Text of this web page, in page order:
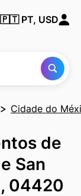
🇵🇹 PT, USD
Cidade do
de
San
04420